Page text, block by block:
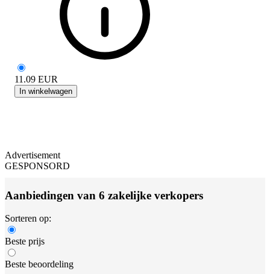
11.09 EUR
In winkelwagen
Advertisement
GESPONSORD
Aanbiedingen van 6 zakelijke verkopers
Sorteren op:
Beste prijs
Beste beoordeling